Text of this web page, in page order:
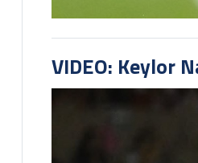
VIDEO: Keylor